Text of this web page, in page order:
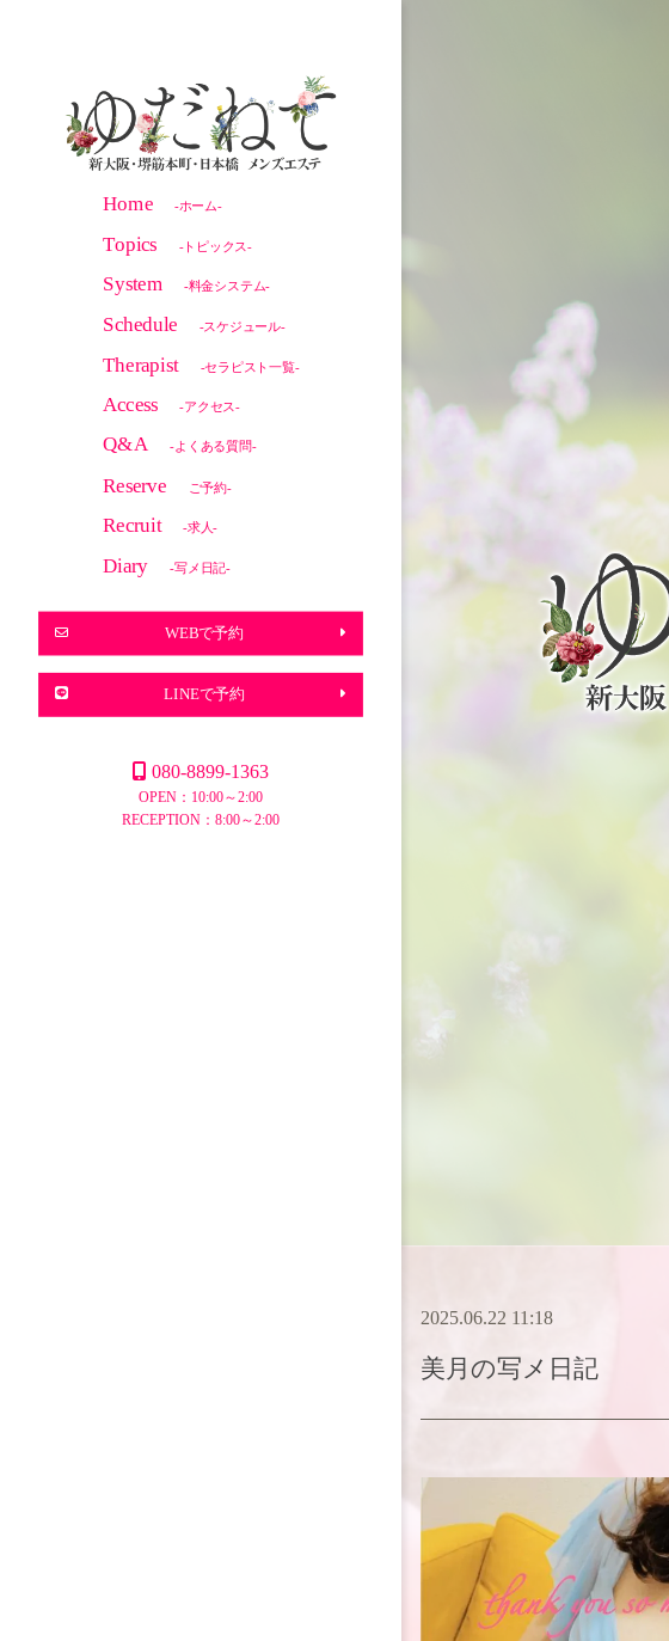
Home -ホーム-
Topics -トピックス-
System -料金システム-
Schedule -スケジュール-
Therapist -セラピスト一覧-
Access -アクセス-
Q&A -よくある質問-
Reserve ご予約-
Recruit -求人-
Diary -写メ日記-
WEBで予約
LINEで予約
080-8899-1363
OPEN：10:00～2:00
RECEPTION：8:00～2:00
2025.06.22 11:18
美月の写メ日記